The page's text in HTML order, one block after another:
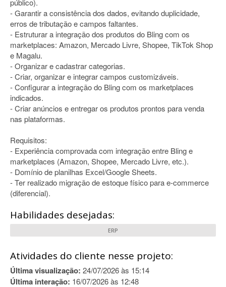
público).
- Garantir a consistência dos dados, evitando duplicidade,
erros de tributação e campos faltantes.
- Estruturar a integração dos produtos do Bling com os
marketplaces: Amazon, Mercado Livre, Shopee, TikTok Shop
e Magalu.
- Organizar e cadastrar categorias.
- Criar, organizar e integrar campos customizáveis.
- Configurar a integração do Bling com os marketplaces
indicados.
- Criar anúncios e entregar os produtos prontos para venda
nas plataformas.
Requisitos:
- Experiência comprovada com integração entre Bling e
marketplaces (Amazon, Shopee, Mercado Livre, etc.).
- Domínio de planilhas Excel/Google Sheets.
- Ter realizado migração de estoque físico para e-commerce
(diferencial).
Habilidades desejadas:
ERP
Atividades do cliente nesse projeto:
Última visualização: 24/07/2026 às 15:14
Última interação: 16/07/2026 às 12:48